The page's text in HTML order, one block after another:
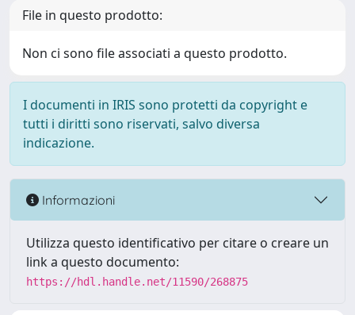
File in questo prodotto:
Non ci sono file associati a questo prodotto.
I documenti in IRIS sono protetti da copyright e
tutti i diritti sono riservati, salvo diversa
indicazione.
Informazioni
Utilizza questo identificativo per citare o creare un
link a questo documento:
https://hdl.handle.net/11590/268875